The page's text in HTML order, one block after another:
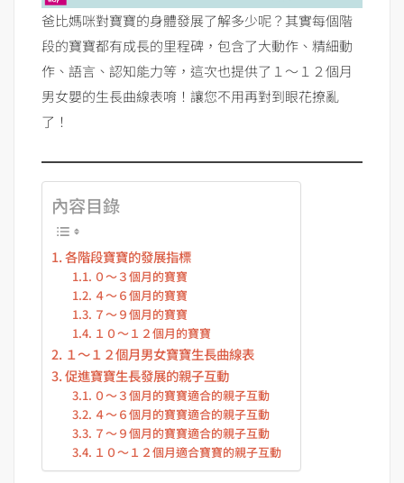
爸比媽咪對寶寶的身體發展了解多少呢？其實每個階
段的寶寶都有成長的里程碑，包含了大動作、精細動
作、語言、認知能力等，這次也提供了１～１２個月
男女嬰的生長曲線表唷！讓您不用再對到眼花撩亂
了！
內容目錄
各階段寶寶的發展指標
０～３個月的寶寶
４～６個月的寶寶
７～９個月的寶寶
１０～１２個月的寶寶
１～１２個月男女寶寶生長曲線表
促進寶寶生長發展的親子互動
０～３個月的寶寶適合的親子互動
４～６個月的寶寶適合的親子互動
７～９個月的寶寶適合的親子互動
１０～１２個月適合寶寶的親子互動